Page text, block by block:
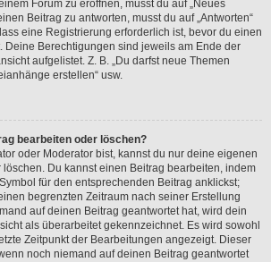
Forum zu eröffnen, musst du auf „Neues
Beitrag zu antworten, musst du auf „Antworten“
eine Registrierung erforderlich ist, bevor du einen
Deine Berechtigungen sind jeweils am Ende der
aufgelistet. Z. B. „Du darfst neue Themen
erstellen“ usw.
bearbeiten oder löschen?
oder Moderator bist, kannst du nur deine eigenen
Du kannst einen Beitrag bearbeiten, indem
für den entsprechenden Beitrag anklickst;
begrenzten Zeitraum nach seiner Erstellung
auf deinen Beitrag geantwortet hat, wird dein
als überarbeitet gekennzeichnet. Es wird sowohl
Zeitpunkt der Bearbeitungen angezeigt. Dieser
noch niemand auf deinen Beitrag geantwortet